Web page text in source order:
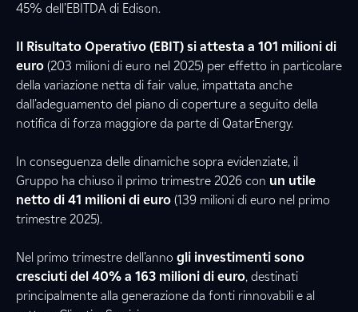
45% dell’EBITDA di Edison.
Il Risultato Operativo (EBIT) si attesta a 101 milioni di
euro (203 milioni di euro nel 2025) per effetto in particolare
della variazione netta di fair value, impattata anche
dall’adeguamento del piano di coperture a seguito della
notifica di forza maggiore da parte di QatarEnergy.
In conseguenza delle dinamiche sopra evidenziate, il
Gruppo ha chiuso il primo trimestre 2026 con un utile
netto di 41 milioni di euro (139 milioni di euro nel primo
trimestre 2025).
Nel primo trimestre dell’anno gli investimenti sono
cresciuti del 40% a 163 milioni di euro, destinati
principalmente alla generazione da fonti rinnovabili e al